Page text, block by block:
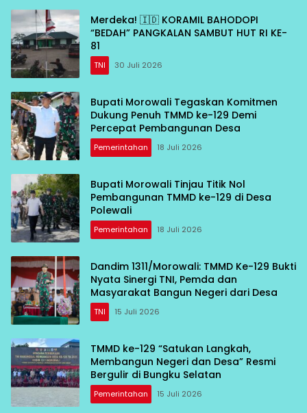
Merdeka! 🇮🇩 KORAMIL BAHODOPI
“BEDAH” PANGKALAN SAMBUT HUT RI KE-
81
TNI 30 Juli 2026
Bupati Morowali Tegaskan Komitmen
Dukung Penuh TMMD ke-129 Demi
Percepat Pembangunan Desa
Pemerintahan 18 Juli 2026
Bupati Morowali Tinjau Titik Nol
Pembangunan TMMD ke-129 di Desa
Polewali
Pemerintahan 18 Juli 2026
Dandim 1311/Morowali: TMMD Ke-129 Bukti
Nyata Sinergi TNI, Pemda dan
Masyarakat Bangun Negeri dari Desa
TNI 15 Juli 2026
TMMD ke-129 “Satukan Langkah,
Membangun Negeri dan Desa” Resmi
Bergulir di Bungku Selatan
Pemerintahan 15 Juli 2026